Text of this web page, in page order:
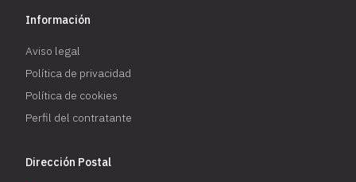
Información
Aviso legal
Política de privacidad
Política de cookies
Perfil del contratante
Dirección Postal